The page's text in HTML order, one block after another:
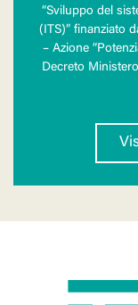
“Sviluppo del
(ITS)” finanziato
– Azione
Decreto